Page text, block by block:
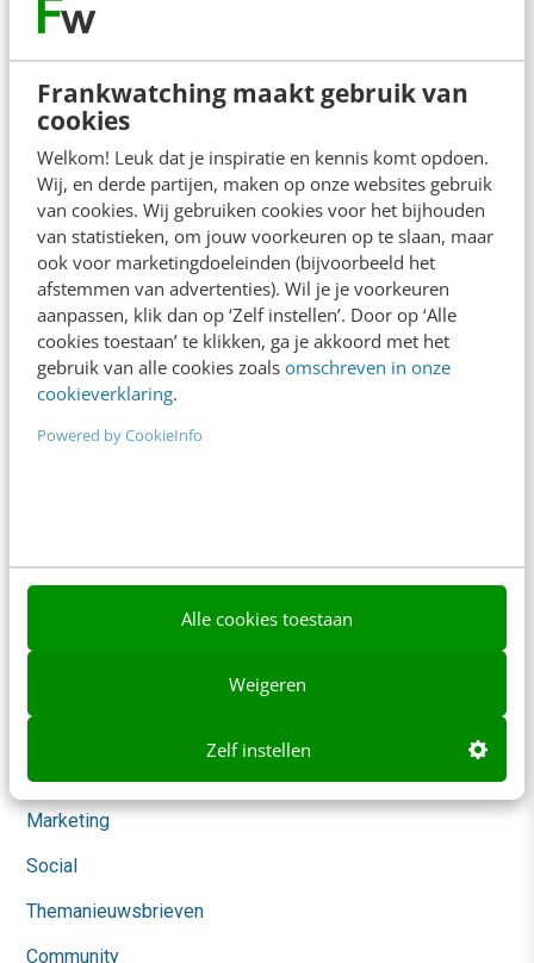
Frankwatching maakt gebruik van
cookies
Welkom! Leuk dat je inspiratie en kennis komt opdoen.
Wij, en derde partijen, maken op onze websites gebruik
van cookies. Wij gebruiken cookies voor het bijhouden
van statistieken, om jouw voorkeuren op te slaan, maar
ook voor marketingdoeleinden (bijvoorbeeld het
afstemmen van advertenties). Wil je je voorkeuren
aanpassen, klik dan op ‘Zelf instellen’. Door op ‘Alle
cookies toestaan’ te klikken, ga je akkoord met het
gebruik van alle cookies zoals omschreven in onze
cookieverklaring.
Powered by CookieInfo
Alle cookies toestaan
Weigeren
Zelf instellen
Contact
redactie@frankwatching.com
+31 30 200 1045
Meer contactopties
Frankwatching
Adverteren
Contact
Nieuwsbrieven
Over ons
Whitepapers
Klantcontact & CX
Marketing
Social
Themanieuwsbrieven
Community